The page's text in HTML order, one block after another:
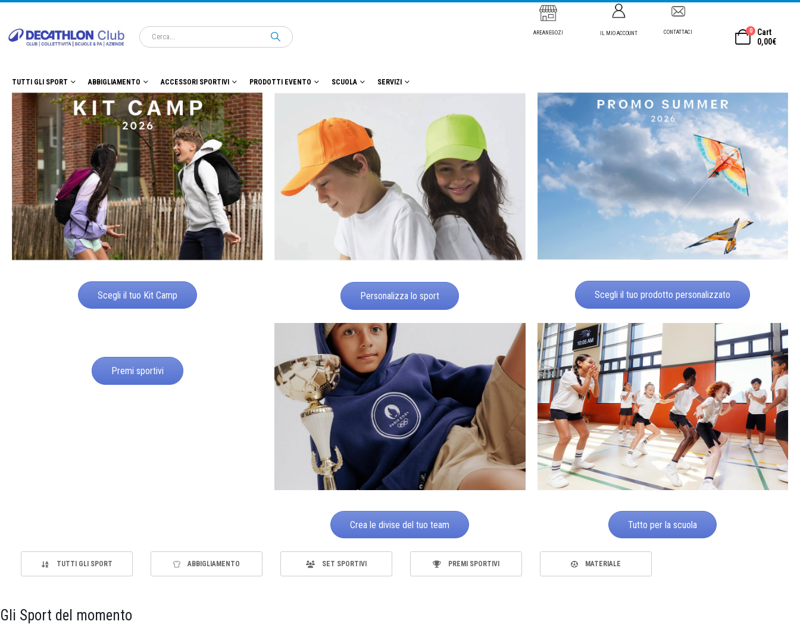
AREANEGOZI IL MIO ACCOUNT CONTATTACI 0
Cart
0,00€
TUTTI GLI SPORT ABBIGLIAMENTO ACCESSORI SPORTIVI PRODOTTI EVENTO SCUOLA SERVIZI
Scegli il tuo Kit Camp Personalizza lo sport Scegli il tuo prodotto personalizzato
Premi sportivi
Crea le divise del tuo team Tutto per la scuola
TUTTI GLI SPORT ABBIGLIAMENTO SET SPORTIVI PREMI SPORTIVI MATERIALE
Gli Sport del momento